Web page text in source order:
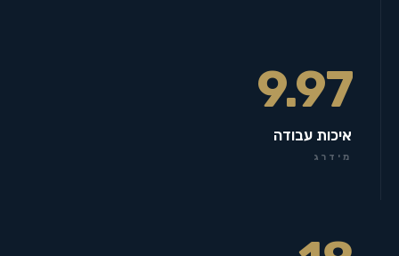
9.97
איכות עבודה
מידרג